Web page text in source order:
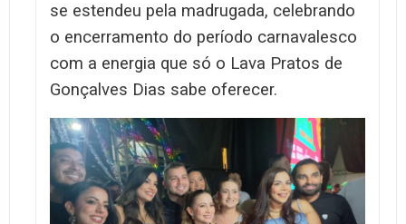
se estendeu pela madrugada, celebrando
o encerramento do período carnavalesco
com a energia que só o Lava Pratos de
Gonçalves Dias sabe oferecer.